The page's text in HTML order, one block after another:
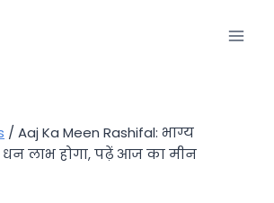
/ Aaj Ka Meen Rashifal: भाग्य
लाभ होगा, पढ़ें आज का मीन